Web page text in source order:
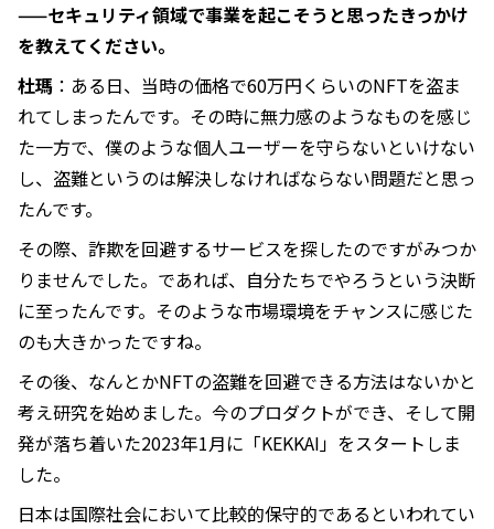
——セキュリティ領域で事業を起こそうと思ったきっかけ
を教えてください。
杜瑪 ：ある日、当時の価格で60万円くらいのNFTを盗ま
れてしまったんです。その時に無力感のようなものを感じ
た一方で、僕のような個人ユーザーを守らないといけない
し、盗難というのは解決しなければならない問題だと思っ
たんです。
その際、詐欺を回避するサービスを探したのですがみつか
りませんでした。であれば、自分たちでやろうという決断
に至ったんです。そのような市場環境をチャンスに感じた
のも大きかったですね。
その後、なんとかNFTの盗難を回避できる方法はないかと
考え研究を始めました。今のプロダクトができ、そして開
発が落ち着いた2023年1月に「KEKKAI」をスタートしま
した。
日本は国際社会において比較的保守的であるといわれてい